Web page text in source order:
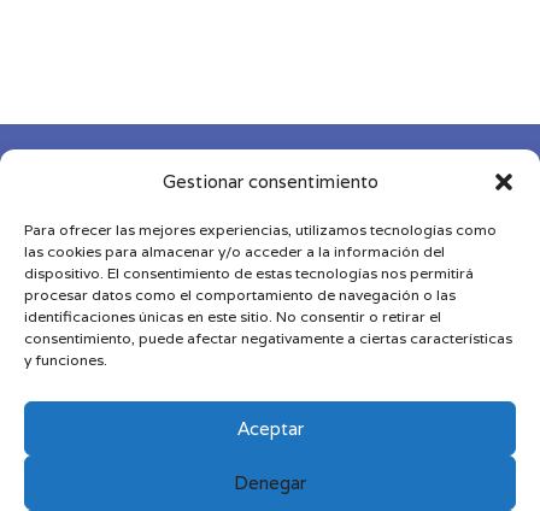
Gestionar consentimiento
Para ofrecer las mejores experiencias, utilizamos tecnologías como
las cookies para almacenar y/o acceder a la información del
dispositivo. El consentimiento de estas tecnologías nos permitirá
procesar datos como el comportamiento de navegación o las
identificaciones únicas en este sitio. No consentir o retirar el
consentimiento, puede afectar negativamente a ciertas características
y funciones.
Aceptar
Denegar



Política de Cookies
y Condiciones